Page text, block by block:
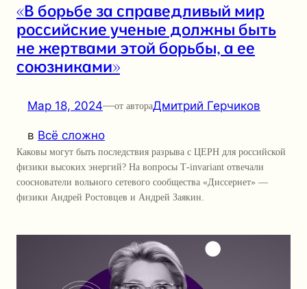
«В борьбе за справедливый мир
российские ученые должны быть
не жертвами этой борьбы, а ее
союзниками»
Мар 18, 2024—от автораДмитрий Герчиков
в Всё сложно
Каковы могут быть последствия разрыва с ЦЕРН для российской
физики высоких энергий? На вопросы Т-invariant отвечали
сооснователи вольного сетевого сообщества «Диссернет» —
физики Андрей Ростовцев и Андрей Заякин.